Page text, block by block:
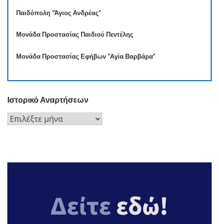
Παιδόπολη “Άγιος Ανδρέας”
Μονάδα Προστασίας Παιδιού Πεντέλης
Μονάδα Προστασίας Εφήβων “Αγία Βαρβάρα”
Ιστορικό Αναρτήσεων
Ιστορικό